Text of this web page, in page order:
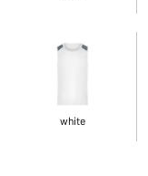
white